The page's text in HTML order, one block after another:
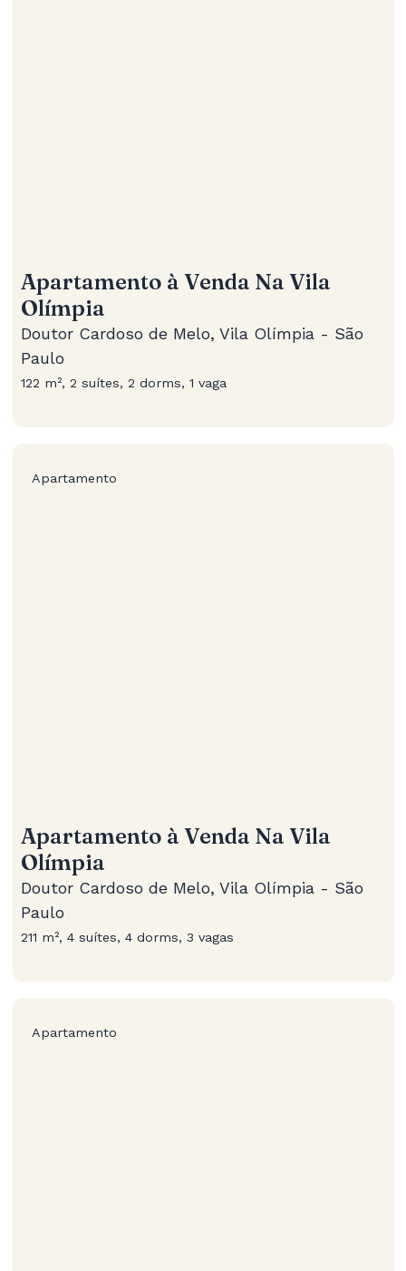
Apartamento à Venda Na Vila
Olímpia
Doutor Cardoso de Melo, Vila Olímpia - São
Paulo
122 m², 2 suítes, 2 dorms, 1 vaga
Apartamento
Apartamento à Venda Na Vila
Olímpia
Doutor Cardoso de Melo, Vila Olímpia - São
Paulo
211 m², 4 suítes, 4 dorms, 3 vagas
Apartamento